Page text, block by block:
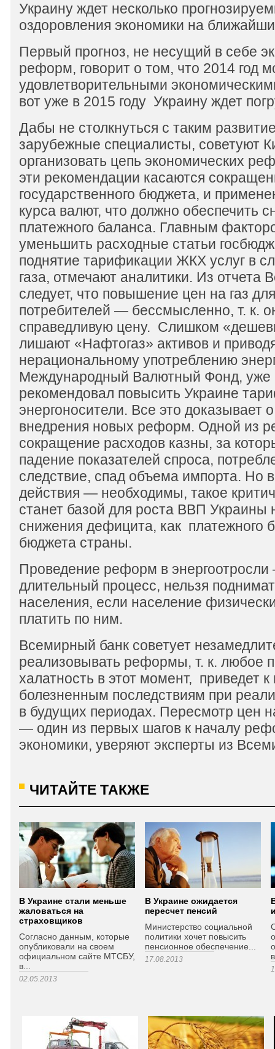
Украину ждет несколько
оздоровления экономики на
Первый прогноз, не несущий в себе
реформ, говорит о том, что 2014 год
удовлетворительными
вот уже в 2015 году Украину ждет
Дабы не столкнуться с таким
зарубежные специалисты, советуют
организовать цепь экономических
эти рекомендации касаются
государственного бюджета, и
курса валют, что должно обеспечить
платежного баланса. Главным
уменьшить расходные статьи
поднятие тарификации ЖКХ услуг в
газа, отмечают аналитики. Из отчета
следует, что повышение цен на газ
потребителей — бессмысленно, т. к.
справедливую цену. Слишком
лишают «Нафтогаз» активов и
нерациональному употреблению
Международный Валютный Фонд, уже
рекомендовал повысить Украине
энергоносители. Все это доказывает
внедрения новых реформ. Одной из
сокращение расходов казны, за
падение показателей спроса,
следствие, спад объема импорта. Но
действия — необходимы, такое
станет базой для роста ВВП Украины
снижения дефицита, как платежного
бюджета страны.
Проведение реформ в
длительный процесс, нельзя
населения, если население
платить по ним.
Всемирный банк советует
реализовывать реформы, т. к. любое
халатность в этот момент, приведет
болезненным последствиям при
в будущих периодах. Пересмотр цен
— один из первых шагов к началу
экономики, уверяют эксперты из
ЧИТАЙТЕ ТАКЖЕ
В Украине стали меньше
жаловаться на
страховщиков
Согласно данным, которые
опубликовали на своем
официальном сайте МТСБУ,
в...
02.05.2013
В Украине ожидается
пересчет пенсий
Министерство социальной
политики хочет повысить
пенсионное обеспечение...
17.08.2013